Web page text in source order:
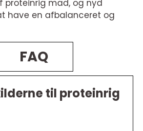
proteinrig mad, og nyd
have en afbalanceret og
FAQ
til proteinrig